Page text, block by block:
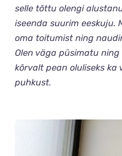
selle tõttu olengi
iseenda suurim eeskuju.
oma toitumist ning
Olen väga püsimatu
kõrvalt pean oluliseks ka
puhkust.